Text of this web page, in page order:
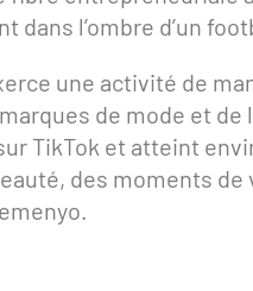
dans l’ombre d’un
une activité de
de mode et
TikTok et atteint
des moments